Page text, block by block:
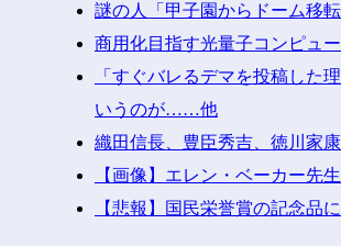
謎の人「甲子園からドーム移
商用化目指す光量子コンピュ
「すぐバレるデマを投稿した
いうのが……他
織田信長、豊臣秀吉、徳川家
【画像】エレン・ベーカー先
【悲報】国民栄誉賞の記念品